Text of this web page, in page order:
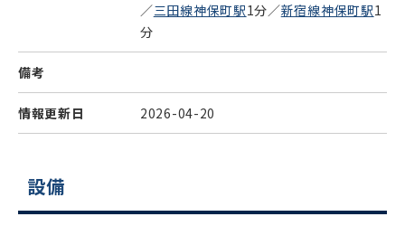
／三田線神保町駅1分／新宿線神保町駅1
分
備考
情報更新日 2026-04-20
設備